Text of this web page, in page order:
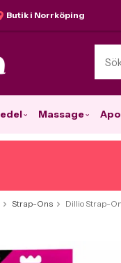
Butik i Norrköping
Massage
Strap-Ons Dillio Strap-